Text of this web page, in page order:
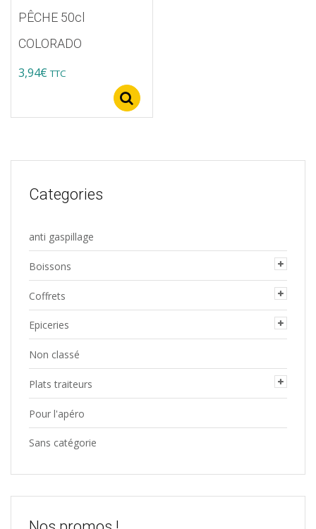
PÊCHE 50cl
COLORADO
3,94€ TTC
Categories
anti gaspillage
Boissons
Coffrets
Epiceries
Non classé
Plats traiteurs
Pour l'apéro
Sans catégorie